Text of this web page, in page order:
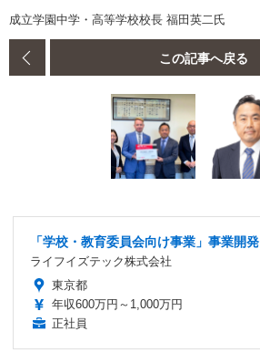
成立学園中学・高等学校校長 福田英二氏
この記事へ戻る
「学校・教育委員会向け事業」事業開発
ライフイズテック株式会社
東京都
年収600万円～1,000万円
正社員